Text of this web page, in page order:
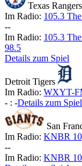
Texas Rangers
Im Radio: 105.3
--
Im Radio: 105.3
98.5
Details zum Spiel
Detroit Tigers
Im Radio: WXYT-
- : -Details zum Spiel
San
Im Radio: KNBR
--
Im Radio: KNBR